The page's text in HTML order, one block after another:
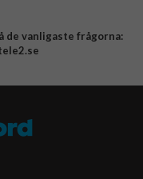
de vanligaste frågorna: